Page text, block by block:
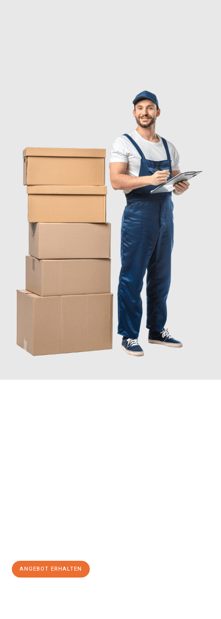
ANGEBOT ERHALTEN